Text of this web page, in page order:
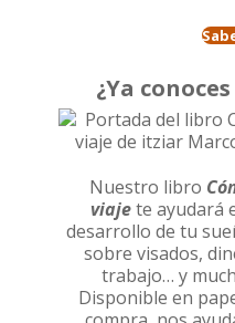
¿Ya
Nuestro libro
viajete ayudará
desarrollo de tu
sobre visados,
trabajo… y
Disponible en